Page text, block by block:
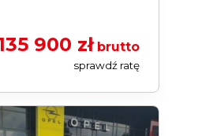
900 złbrutto
sprawdź ratę